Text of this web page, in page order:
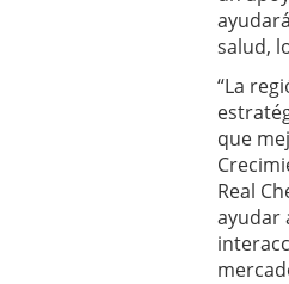
salud,
“La
que
Real
ayudar